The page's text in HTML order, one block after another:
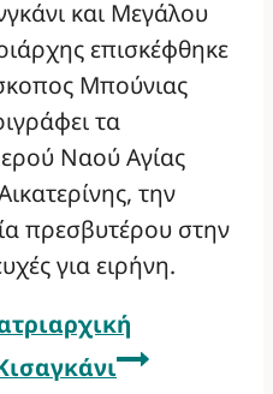
και Μεγάλου
επισκέφθηκε
Μπούνιας
τα
Ναού Αγίας
την
πρεσβυτέρου στην
για ειρήνη.